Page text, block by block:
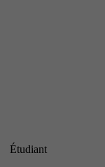
Étudiant